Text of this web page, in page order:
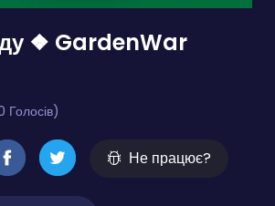
❖ GardenWar
Голосів)
Не працює?